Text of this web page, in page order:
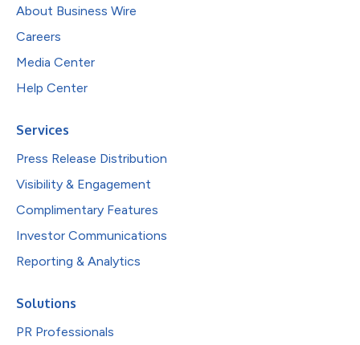
About Business Wire
Careers
Media Center
Help Center
Services
Press Release Distribution
Visibility & Engagement
Complimentary Features
Investor Communications
Reporting & Analytics
Solutions
PR Professionals